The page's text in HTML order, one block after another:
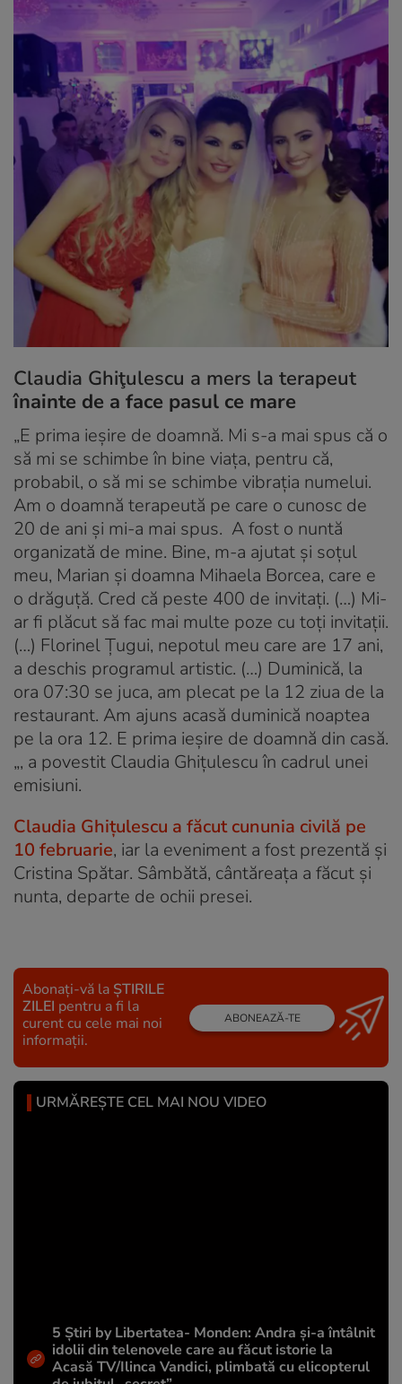
Claudia Ghiţulescu a mers la terapeut
înainte de a face pasul ce mare
„E prima ieşire de doamnă. Mi s-a mai spus că o
să mi se schimbe în bine viaţa, pentru că,
probabil, o să mi se schimbe vibraţia numelui.
Am o doamnă terapeută pe care o cunosc de
20 de ani şi mi-a mai spus. A fost o nuntă
organizată de mine. Bine, m-a ajutat şi soţul
meu, Marian şi doamna Mihaela Borcea, care e
o drăguţă. Cred că peste 400 de invitaţi. (…) Mi-
ar fi plăcut să fac mai multe poze cu toţi invitaţii.
(…) Florinel Ţugui, nepotul meu care are 17 ani,
a deschis programul artistic. (…) Duminică, la
ora 07:30 se juca, am plecat pe la 12 ziua de la
restaurant. Am ajuns acasă duminică noaptea
pe la ora 12. E prima ieşire de doamnă din casă.
„, a povestit Claudia Ghiţulescu în cadrul unei
emisiuni.
Claudia Ghițulescu a făcut cununia civilă pe
10 februarie, iar la eveniment a fost prezentă și
Cristina Spătar. Sâmbătă, cântăreața a făcut și
nunta, departe de ochii presei.
Abonați-vă la ȘTIRILE
ZILEI pentru a fi la
curent cu cele mai noi
informații.
ABONEAZĂ-TE
URMĂREȘTE CEL MAI NOU VIDEO
5 Știri by Libertatea- Monden: Andra și-a întâlnit
idolii din telenovele care au făcut istorie la
Acasă TV/Ilinca Vandici, plimbată cu elicopterul